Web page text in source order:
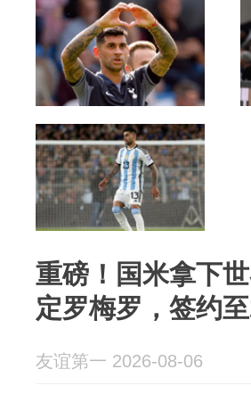
重磅！国米拿下
定罗梅罗，签约
友谊第一 2026-08-06